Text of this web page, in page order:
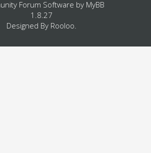
Forum Software by MyBB
1.8.27
Designed By Rooloo.